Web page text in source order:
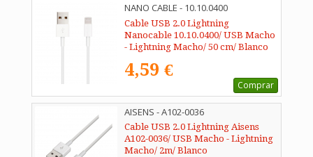
NANO CABLE - 10.10.0400
Cable USB 2.0 Lightning
Nanocable 10.10.0400/ USB Macho
- Lightning Macho/ 50 cm/ Blanco
4,59 €
Comprar
AISENS - A102-0036
Cable USB 2.0 Lightning Aisens
A102-0036/ USB Macho - Lightning
Macho/ 2m/ Blanco